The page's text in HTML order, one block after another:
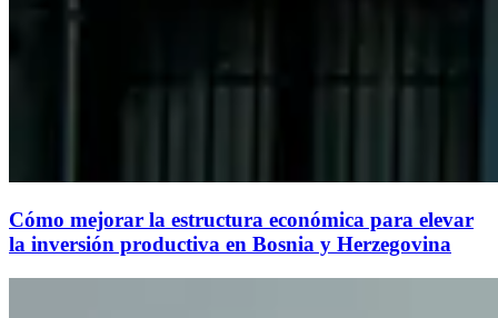
Cómo mejorar la estructura económica para elevar
la inversión productiva en Bosnia y Herzegovina